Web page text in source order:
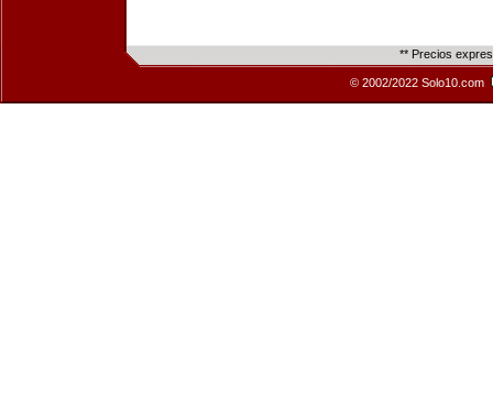
** Precios
© 2002/2022 Solo10.com